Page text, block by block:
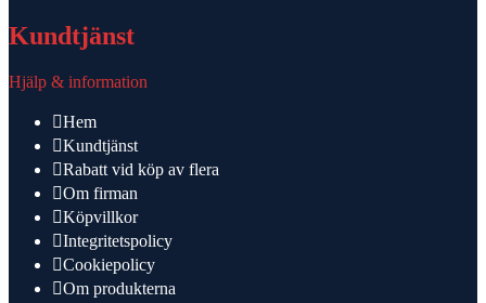
Kundtjänst
Hjälp & information
Hem
Kundtjänst
Rabatt vid köp av flera
Om firman
Köpvillkor
Integritetspolicy
Cookiepolicy
Om produkterna